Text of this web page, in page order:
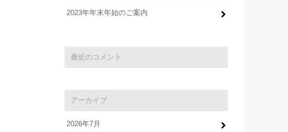
2023年年末年始のご案内
最近のコメント
アーカイブ
2026年7月